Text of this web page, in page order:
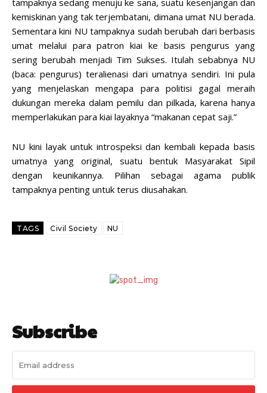
tampaknya sedang menuju ke sana, suatu kesenjangan dan
kemiskinan yang tak terjembatani, dimana umat NU berada.
Sementara kini NU tampaknya sudah berubah dari berbasis
umat melalui para patron kiai ke basis pengurus yang
sering berubah menjadi Tim Sukses. Itulah sebabnya NU
(baca: pengurus) teralienasi dari umatnya sendiri. Ini pula
yang menjelaskan mengapa para politisi gagal meraih
dukungan mereka dalam pemilu dan pilkada, karena hanya
memperlakukan para kiai layaknya “makanan cepat saji.”
NU kini layak untuk introspeksi dan kembali kepada basis
umatnya yang original, suatu bentuk Masyarakat Sipil
dengan keunikannya. Pilihan sebagai agama publik
tampaknya penting untuk terus diusahakan.
TAGS Civil Society NU
Subscribe